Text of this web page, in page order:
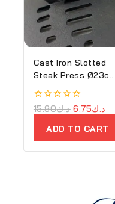
Cast Iron Slotted
Steak Press Ø23cm
– Ron
0
out
د.ك15.90 د.ك6.75
ADD TO CART